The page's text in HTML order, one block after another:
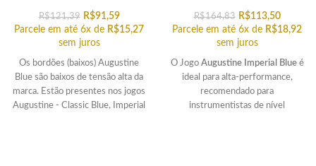
R$121,39 R$91,59
Parcele em até 6x de R$15,27
sem juros
Os bordões (baixos) Augustine
Blue são baixos de tensão alta da
marca. Estão presentes nos jogos
Augustine - Classic Blue, Imperial
R$164,83 R$113,50
Parcele em até 6x de R$18,92
sem juros
O JogoAugustine Imperial Blueé
ideal para alta-performance,
recomendado para
instrumentistas de nível